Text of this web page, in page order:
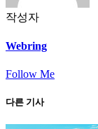
작성자
Webring
Follow Me
다른 기사